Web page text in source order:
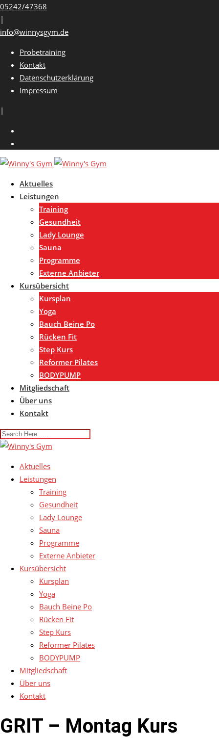
Skip
to
content
05242/47368
|
info@winnysgym.de
Probetraining
Kontakt
Datenschutzerklärung
Impressum
|
Aktuelles
Leistungen
Training
Gesundheit
Lady Lounge
Sauna
Programme
Externe Anbieter
Kursübersicht
Kursplan
Yoga
Bauch Beine Po
Rücken Fit
Step Kurs
Reformer Pilates
BODYPUMP
Mitgliedschaft
Über uns
Kontakt
Aktuelles
Leistungen
Training
Gesundheit
Lady Lounge
Sauna
Programme
Externe Anbieter
Kursübersicht
Kursplan
Yoga
Bauch Beine Po
Rücken Fit
Step Kurs
Reformer Pilates
BODYPUMP
Mitgliedschaft
Über uns
Kontakt
GRIT – Montag Kurs